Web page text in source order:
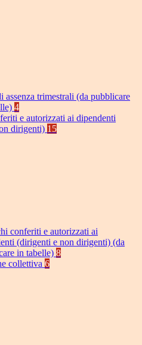
assenza trimestrali (da pubblicare
4
e autorizzati ai dipendenti
dirigenti) 15
conferiti e autorizzati ai
(dirigenti e non dirigenti) (da
in tabelle) 8
collettiva 6